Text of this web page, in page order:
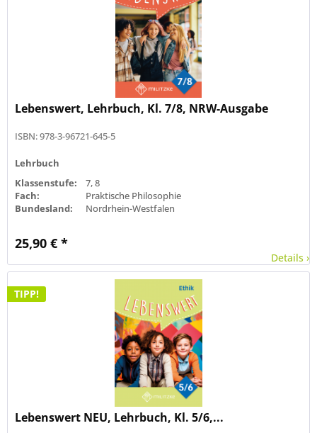
Lebenswert, Lehrbuch, Kl. 7/8, NRW-Ausgabe
ISBN: 978-3-96721-645-5
Lehrbuch
Klassenstufe:
7, 8
Fach:
Praktische Philosophie
Bundesland:
Nordrhein-Westfalen
25,90 € *
Details ›
TIPP!
Lebenswert NEU, Lehrbuch, Kl. 5/6,...